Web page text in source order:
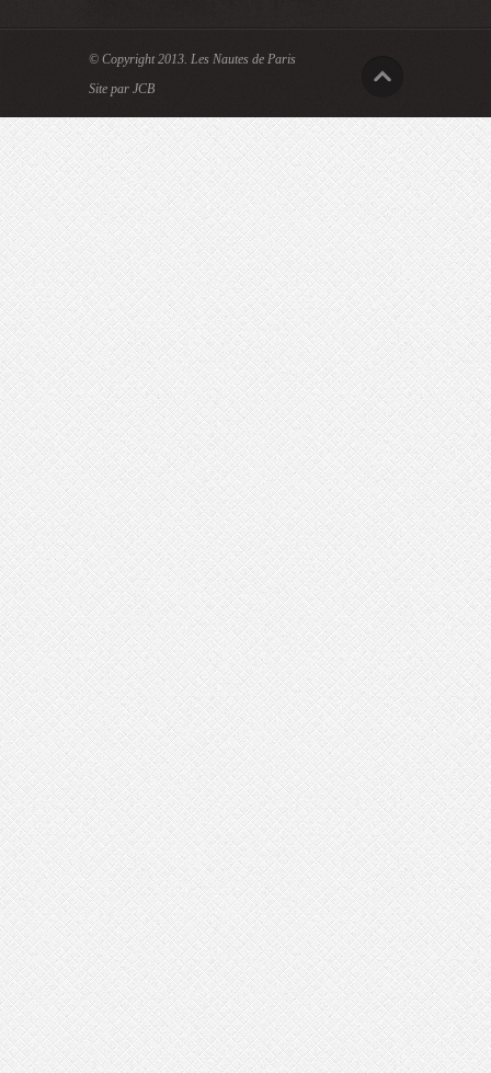
© Copyright 2013. Les Nautes de Paris
Site par JCB